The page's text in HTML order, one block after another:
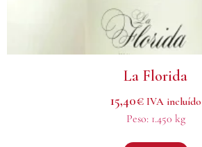
La Florida
15,40€ IVA incluído
Peso:1.450 kg